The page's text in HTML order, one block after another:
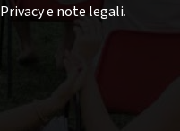
Privacy e note legali.